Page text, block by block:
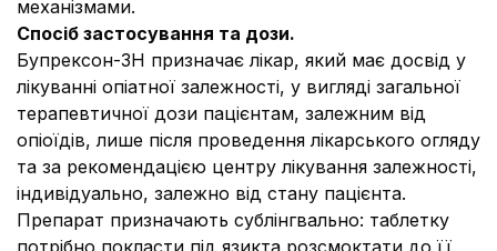
механізмами.
Спосіб застосування та дози.
Бупрексон-ЗН призначає лікар, який має досвід у
лікуванні опіатної залежності, у вигляді загальної
терапевтичної дози пацієнтам, залежним від
опіоїдів, лише після проведення лікарського огляду
та за рекомендацією центру лікування залежності,
індивідуально, залежно від стану пацієнта.
Препарат призначають сублінгвально: таблетку
потрібно покласти під язикта розсмоктати до її